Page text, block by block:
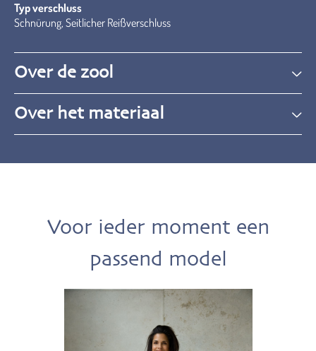
Typ verschluss
Schnürung, Seitlicher Reißverschluss
Over de zool
Over het materiaal
Voor ieder moment een
passend model